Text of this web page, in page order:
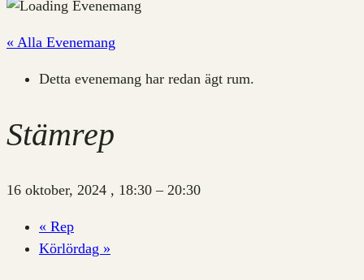
« Alla Evenemang
Detta evenemang har redan ägt rum.
Stämrep
16 oktober, 2024 , 18:30 – 20:30
« Rep
Körlördag »